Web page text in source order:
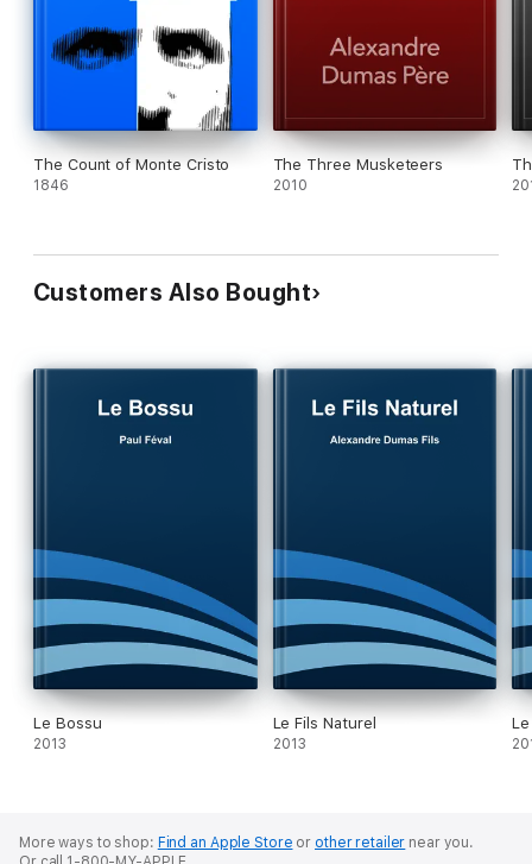
The Count of Monte Cristo
1846
The Three Musketeers
2010
Customers Also Bought
Le Bossu
2013
Le Fils Naturel
2013
More ways to shop: Find an Apple Store or other retailer near you.